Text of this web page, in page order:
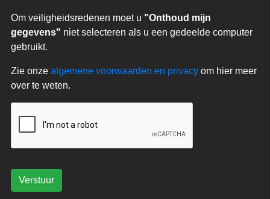
Om veiligheidsredenen moet u "Onthoud mijn
gegevens" niet selecteren als u een gedeelde computer
gebruikt.
Zie onze algemene voorwaarden en privacy om hier meer
over te weten.
Verstuur